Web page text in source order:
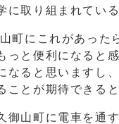
に取り組まれてい
町にこれがあった
っと便利になると
なると思いますし
ことが期待できる
御山町に電車を通